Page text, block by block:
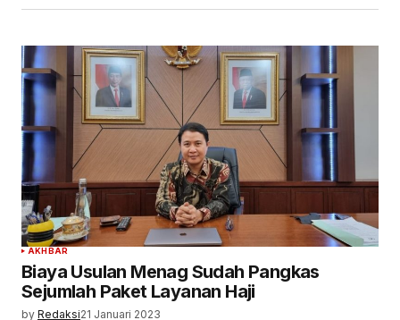
AKHBAR
Biaya Usulan Menag Sudah Pangkas
Sejumlah Paket Layanan Haji
by Redaksi21 Januari 2023